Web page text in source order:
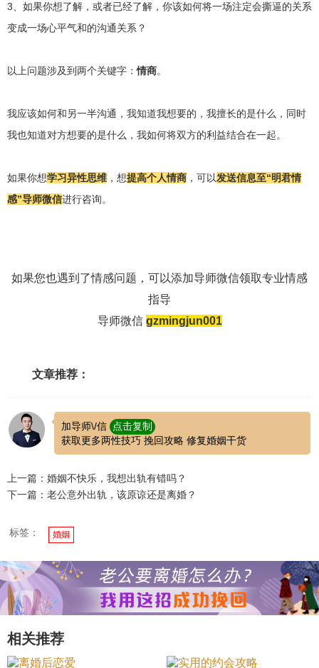
3、如果你想了解，或者已经了解，你该如何将一场注定会撕逼的关系
变成一场心平气和的沟通关系？
以上问题涉及到两个关键字：情商。
我应该如何和另一半沟通， 我知道我想要的，我擅长的是什么，同时
我也知道对方想要的是什么，我如何将双方的利益结合在一起。
如果你想学习异性思维 ，想提高个人情商 ，可以发送信息至“明君情
感”导师微信进行咨询。
如果您也遇到了情感问题，可以添加导师微信领取专业情感
指导
导师微信 gzmingjun001
文章推荐：
加导师\/信
点击复制
获取更多两性技巧 挽回攻略 修复婚姻干货
上一篇：婚姻不快乐，我想出轨有错吗？
下一篇：老公意外出轨，该原谅还是离婚？
标签： 婚姻
相关推荐